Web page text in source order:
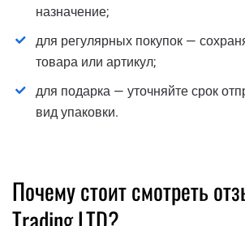
назначение;
для регулярных покупок —
товара или артикул;
для подарка — уточняйте срок
вид упаковки.
Почему стоит смотреть